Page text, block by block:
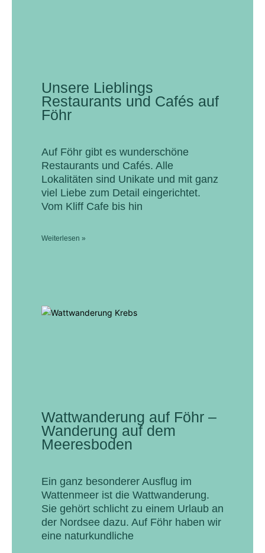
Unsere Lieblings
Restaurants und Cafés auf
Föhr
Auf Föhr gibt es wunderschöne
Restaurants und Cafés. Alle
Lokalitäten sind Unikate und mit ganz
viel Liebe zum Detail eingerichtet.
Vom Kliff Cafe bis hin
Weiterlesen »
Wattwanderung auf Föhr –
Wanderung auf dem
Meeresboden
Ein ganz besonderer Ausflug im
Wattenmeer ist die Wattwanderung.
Sie gehört schlicht zu einem Urlaub an
der Nordsee dazu. Auf Föhr haben wir
eine naturkundliche